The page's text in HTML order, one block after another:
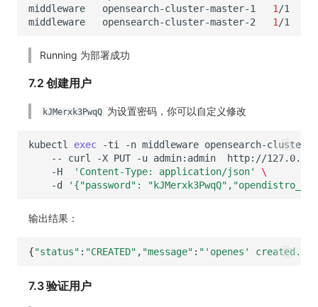
middleware
opensearch-cluster-master-1 1 /1
middleware
opensearch-cluster-master-2 1 /1
Running 为部署成功
7.2 创建用户
kJMerxk3PwqQ 为设置密码，你可以自定义修改
kubectl exec -ti -n middleware opensearch-
--
curl -X PUT -u admin:admin
http://
-H
'Content-Type: application/json'
\
-d
'{"password":
输出结果：
{"status" : "CREATED" , "message" : "'openes' created."
7.3 验证用户